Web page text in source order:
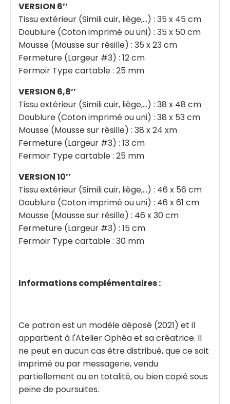
VERSION 6’’
Tissu extérieur (Simili cuir, liège,…) : 35 x 45 cm
Doublure (Coton imprimé ou uni) : 35 x 50 cm
Mousse (Mousse sur résille) : 35 x 23 cm
Fermeture (Largeur #3) : 12 cm
Fermoir Type cartable : 25 mm
VERSION 6,8’’
Tissu extérieur (Simili cuir, liège,…) : 38 x 48 cm
Doublure (Coton imprimé ou uni) : 38 x 53 cm
Mousse (Mousse sur résille) : 38 x 24 xm
Fermeture (Largeur #3) : 13 cm
Fermoir Type cartable : 25 mm
VERSION 10’’
Tissu extérieur (Simili cuir, liège,…) : 46 x 56 cm
Doublure (Coton imprimé ou uni) : 46 x 61 cm
Mousse (Mousse sur résille) : 46 x 30 cm
Fermeture (Largeur #3) : 15 cm
Fermoir Type cartable : 30 mm
Informations complémentaires :
Ce patron est un modèle déposé (2021) et il
appartient à l'Atelier Ophéa et sa créatrice. Il
ne peut en aucun cas être distribué, que ce soit
imprimé ou par messagerie, vendu
partiellement ou en totalité, ou bien copié sous
peine de poursuites.